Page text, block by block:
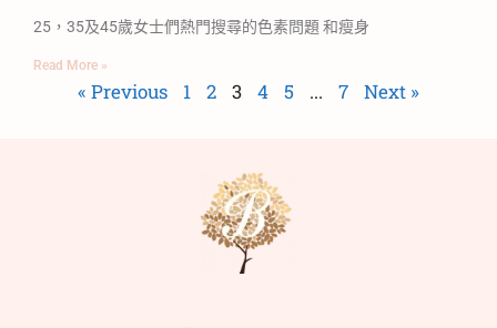
25，35及45歲女士們熱門搜尋的色素問題 和瘦身
Read More »
« Previous 1 2 3 4 5 ... 7 Next »